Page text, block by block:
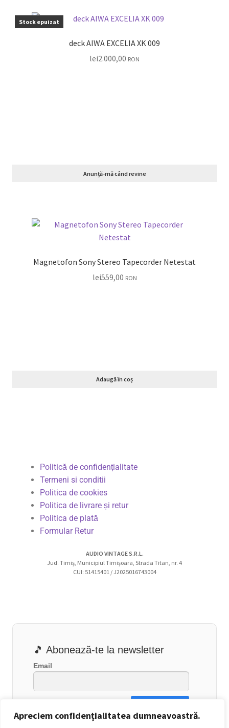
Apreciem confidențialitatea dumneavoastră.
Stock epuizat
deck AIWA EXCELIA XK 009
lei2.000,00 RON
Anunță-mă când revine
Magnetofon Sony Stereo Tapecorder Netestat
lei559,00 RON
Adaugă în coș
Politică de confidențialitate
Termeni si conditii
Politica de cookies
Politica de livrare și retur
Politica de plată
Formular Retur
AUDIO VINTAGE S.R.L.
Jud. Timiș, Municipiul Timișoara, Strada Titan, nr. 4
CUI: 51415401 / J2025016743004
🎵 Abonează-te la newsletter
Email